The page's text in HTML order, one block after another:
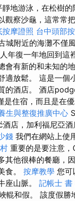
地游泳，在松樹的
觀察沙龜，這常常
按摩證照 台中頭部
城附近的海灘不僅
年復一年地回到這
會有新的和未知的
適放鬆。 這是一個
的酒店。 酒店
住宿，而且是在
生與整復推廣中心
店，加利福尼亞酒
錢 我們在網站上使
重要的是要注意
其他很棒的餐廳，
食。 按摩教學 您可
座山脈。 記帳士 書
輥和假。 該度假勝